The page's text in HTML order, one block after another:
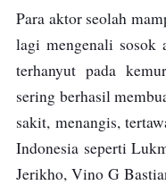
Para aktor seolah
lagi mengenali sosok
terhanyut pada
sering berhasil
sakit, menangis,
Indonesia seperti
Jerikho, Vino G